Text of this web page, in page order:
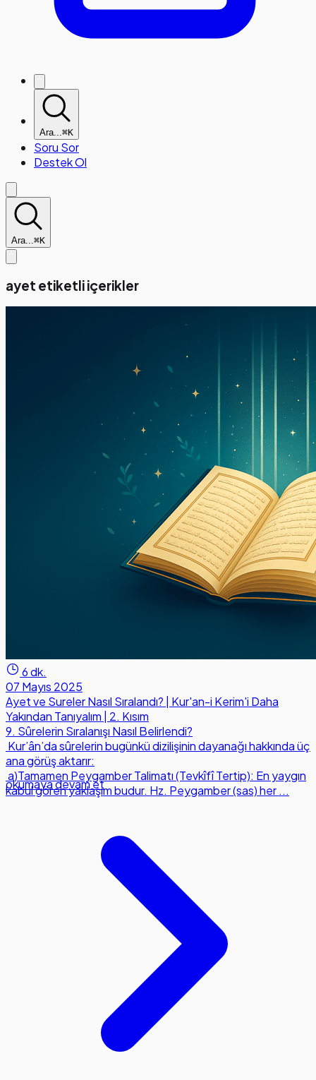
Ara...⌘K
Soru Sor
Destek Ol
Ara...⌘K
ayet etiketli içerikler
6 dk.
07 Mayıs 2025
Ayet ve Sureler Nasıl Sıralandı? | Kur'an-i Kerim'i Daha
Yakından Tanıyalım | 2. Kısım
9. Sûrelerin Sıralanışı Nasıl Belirlendi?
Kur’ân’da sûrelerin bugünkü dizilişinin dayanağı hakkında üç
ana görüş aktarır:
a)Tamamen Peygamber Talimatı (Tevkîfî Tertip): En yaygın
kabul gören yaklaşım budur. Hz. Peygamber (sas) her ...
okumaya devam et